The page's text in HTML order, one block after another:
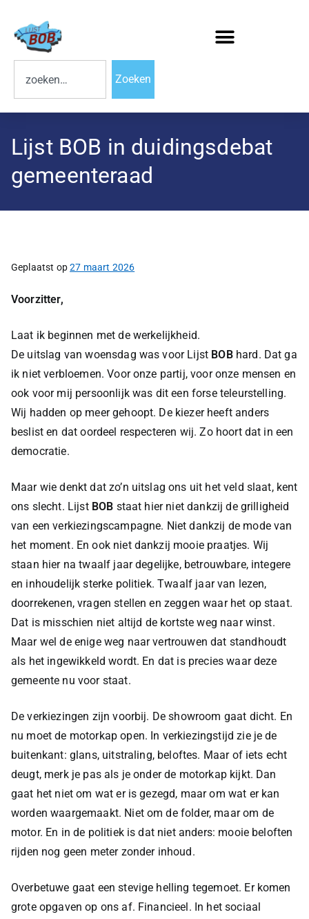
Zoeken
Lijst BOB in duidingsdebat
gemeenteraad
Geplaatst op27 maart 2026
Voorzitter,
Laat ik beginnen met de werkelijkheid.
De uitslag van woensdag was voor Lijst BOBhard. Dat ga
ik niet verbloemen. Voor onze partij, voor onze mensen en
ook voor mij persoonlijk was dit een forse teleurstelling.
Wij hadden op meer gehoopt. De kiezer heeft anders
beslist en dat oordeel respecteren wij. Zo hoort dat in een
democratie.
Maar wie denkt dat zo’n uitslag ons uit het veld slaat, kent
ons slecht. Lijst BOB staat hier niet dankzij de grilligheid
van een verkiezingscampagne. Niet dankzij de mode van
het moment. En ook niet dankzij mooie praatjes. Wij
staan hier na twaalf jaar degelijke, betrouwbare, integere
en inhoudelijk sterke politiek. Twaalf jaar van lezen,
doorrekenen, vragen stellen en zeggen waar het op staat.
Dat is misschien niet altijd de kortste weg naar winst.
Maar wel de enige weg naar vertrouwen dat standhoudt
als het ingewikkeld wordt. En dat is precies waar deze
gemeente nu voor staat.
De verkiezingen zijn voorbij. De showroom gaat dicht. En
nu moet de motorkap open. In verkiezingstijd zie je de
buitenkant: glans, uitstraling, beloftes. Maar of iets echt
deugt, merk je pas als je onder de motorkap kijkt. Dan
gaat het niet om wat er is gezegd, maar om wat er kan
worden waargemaakt. Niet om de folder, maar om de
motor. En in de politiek is dat niet anders: mooie beloften
rijden nog geen meter zonder inhoud.
Overbetuwe gaat een stevige helling tegemoet. Er komen
grote opgaven op ons af. Financieel. In het sociaal